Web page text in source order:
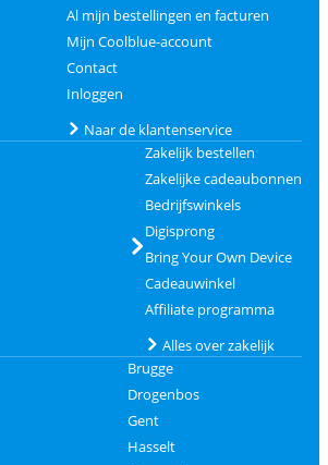
Al mijn bestellingen en facturen
Mijn Coolblue-account
Contact
Inloggen
Naar de klantenservice
Zakelijk bestellen
Zakelijke cadeaubonnen
Bedrijfswinkels
Digisprong
Bring Your Own Device
Cadeauwinkel
Affiliate programma
Alles over zakelijk
Brugge
Drogenbos
Gent
Hasselt